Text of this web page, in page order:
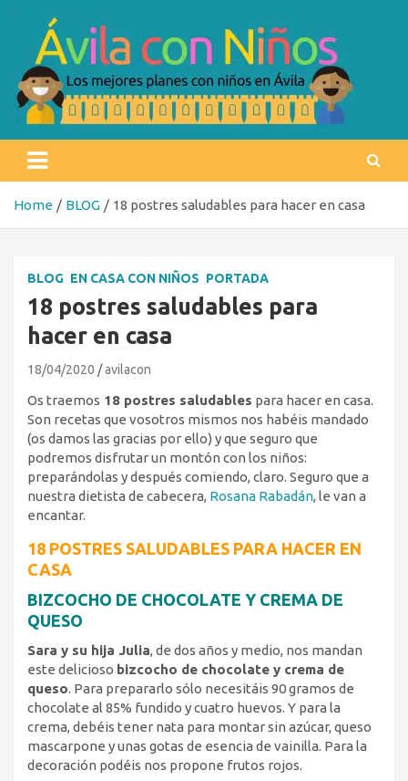
content
Ávila con niños
Home BLOG 18 postres saludables para hacer en casa
BLOG EN CASA CON NIÑOS PORTADA
18 postres saludables para
hacer en casa
18/04/2020 avilacon
Os traemos 18 postres saludables para hacer en casa.
Son recetas que vosotros mismos nos habéis mandado
(os damos las gracias por ello) y que seguro que
podremos disfrutar un montón con los niños:
preparándolas y después comiendo, claro. Seguro que a
nuestra dietista de cabecera, Rosana Rabadán, le van a
encantar.
18 POSTRES SALUDABLES PARA HACER EN
CASA
BIZCOCHO DE CHOCOLATE Y CREMA DE
QUESO
Sara y su hija Julia, de dos años y medio, nos mandan
este delicioso bizcocho de chocolate y crema de
queso. Para prepararlo sólo necesitáis 90 gramos de
chocolate al 85% fundido y cuatro huevos. Y para la
crema, debéis tener nata para montar sin azúcar, queso
mascarpone y unas gotas de esencia de vainilla. Para la
decoración podéis nos propone frutos rojos.